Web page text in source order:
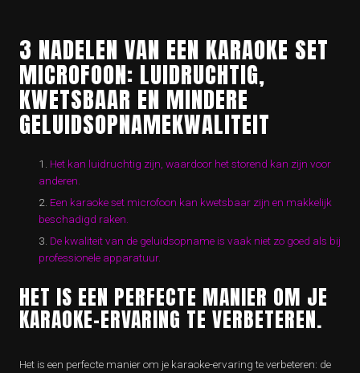
3 NADELEN VAN EEN KARAOKE SET
MICROFOON: LUIDRUCHTIG,
KWETSBAAR EN MINDERE
GELUIDSOPNAMEKWALITEIT
Het kan luidruchtig zijn, waardoor het storend kan zijn voor
anderen.
Een karaoke set microfoon kan kwetsbaar zijn en makkelijk
beschadigd raken.
De kwaliteit van de geluidsopname is vaak niet zo goed als bij
professionele apparatuur.
HET IS EEN PERFECTE MANIER OM JE
KARAOKE-ERVARING TE VERBETEREN.
Het is een perfecte manier om je karaoke-ervaring te verbeteren: de